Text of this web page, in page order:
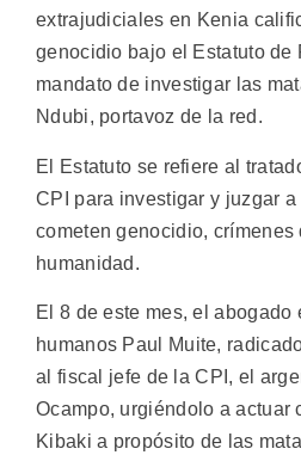
extrajudiciales en Kenia
genocidio bajo el Estatuto de
mandato de investigar las
Ndubi, portavoz de la red.
El Estatuto se refiere al
CPI para investigar y juzgar
cometen genocidio, crímenes
humanidad.
El 8 de este mes, el abogado
humanos Paul Muite,
al fiscal jefe de la CPI, el
Ocampo, urgiéndolo a actuar
Kibaki a propósito de las